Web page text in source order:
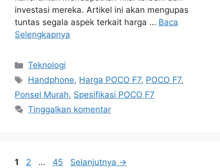
investasi mereka. Artikel ini akan mengupas
tuntas segala aspek terkait harga … Baca
Selengkapnya
Kategori
Teknologi
Tag
Handphone, Harga POCO F7, POCO F7,
Ponsel Murah, Spesifikasi POCO F7
Tinggalkan komentar
Halaman
1 Halaman
2 … Halaman
45 Selanjutnya →